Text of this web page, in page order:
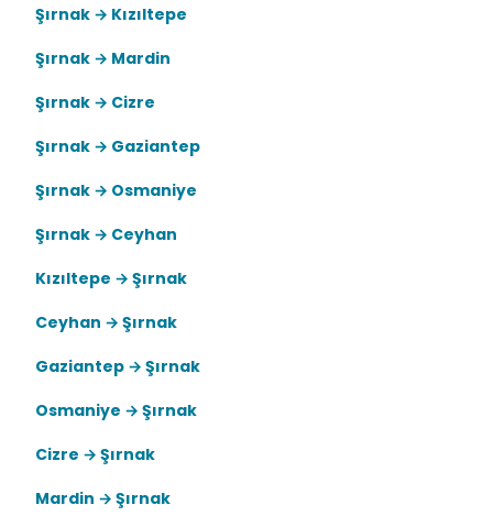
Şırnak → Kızıltepe
Şırnak → Mardin
Şırnak → Cizre
Şırnak → Gaziantep
Şırnak → Osmaniye
Şırnak → Ceyhan
Kızıltepe → Şırnak
Ceyhan → Şırnak
Gaziantep → Şırnak
Osmaniye → Şırnak
Cizre → Şırnak
Mardin → Şırnak